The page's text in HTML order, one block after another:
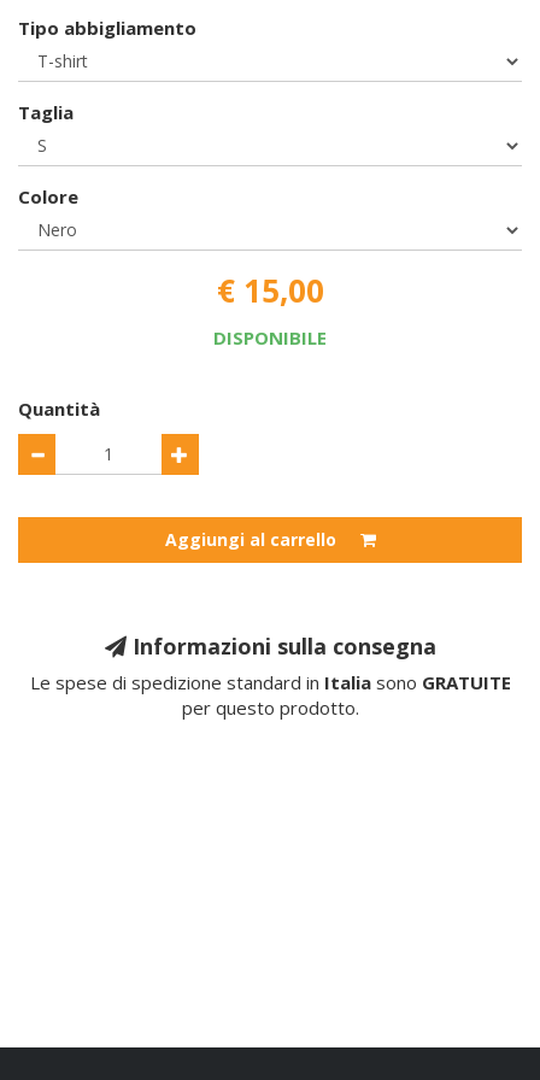
Tipo abbigliamento
Taglia
Colore
€ 15,00
DISPONIBILE
Quantità
Aggiungi al carrello
Informazioni sulla consegna
Le spese di spedizione standard in Italiasono GRATUITE
per questo prodotto.